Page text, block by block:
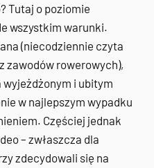
Tutaj o poziomie
wszystkim warunki.
(niecodziennie czyta
zawodów rowerowych),
wyjeżdżonym i ubitym
w najlepszym wypadku
Częściej jednak
– zwłaszcza dla
zdecydowali się na